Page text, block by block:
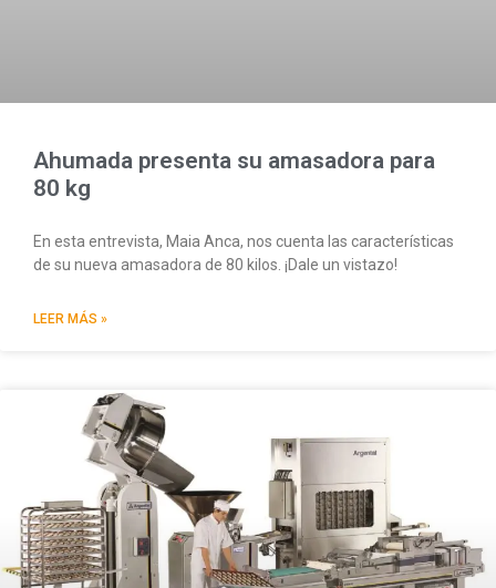
Ahumada presenta su amasadora para
80 kg
En esta entrevista, Maia Anca, nos cuenta las características
de su nueva amasadora de 80 kilos. ¡Dale un vistazo!
LEER MÁS »